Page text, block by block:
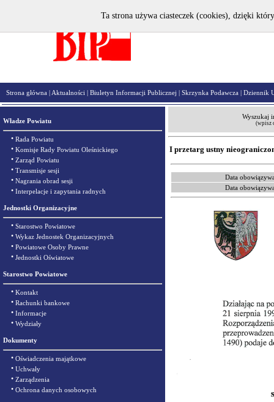
Strona główna | Aktualności | Biuletyn Informacji Publicznej | Skrzynka Podawcza | Dziennik
Władze Powiatu
• Rada Powiatu
• Komisje Rady Powiatu Oleśnickiego
• Zarząd Powiatu
• Transmisje sesji
• Nagrania obrad sesji
• Interpelacje i zapytania radnych
Jednostki Organizacyjne
• Starostwo Powiatowe
• Wykaz Jednostek Organizacyjnych
• Powiatowe Osoby Prawne
• Jednostki Oświatowe
Starostwo Powiatowe
• Kontakt
• Rachunki bankowe
• Informacje
• Wydziały
Dokumenty
• Oświadczenia majątkowe
• Uchwały
• Zarządzenia
• Ochrona danych osobowych
Wyszukaj
(wpisz
I przetarg ustny
Data
Data
Ta strona używa ciasteczek (cookies), dzięki